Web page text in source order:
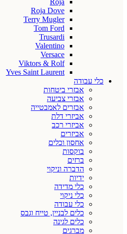
Roja
Roja Dove
Terry Mugler
Tom Ford
Trusardi
Valentino
Versace
Viktors & Rolf
Yves Saint Laurent
כלי עבודה
אבזרי ביטחות
אבזרי צביעה
אבזרים לאמבטייה
אביזרי דלת
אביזרי רכב
אביזרים
אחסון וכלים
בוקסות
ברזים
הדברה וניקוי
ידיות
כלי מדידה
כלי ניקוי
כלי עבודה
כלים לבניין, טייח וגבס
כלים לגינה
מברגים